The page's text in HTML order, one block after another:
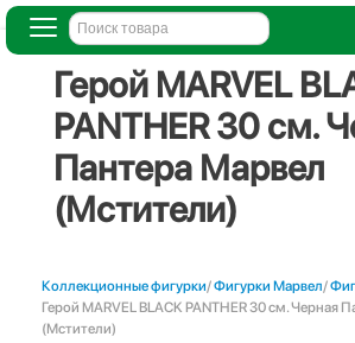
Герой MARVEL
PANTHER 30 см.
Пантера Марвел
(Мстители)
Коллекционные фигурки/Фигурки Марвел/
Герой MARVEL BLACK PANTHER 30 см. Черная
(Мстители)